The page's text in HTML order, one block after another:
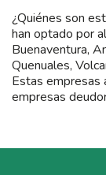
¿Quiénes son
han optado por
Buenaventura,
Quenuales,
Estas empresas
empresas